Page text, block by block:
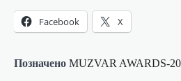
Facebook X
Позначено MUZVAR AWARDS-